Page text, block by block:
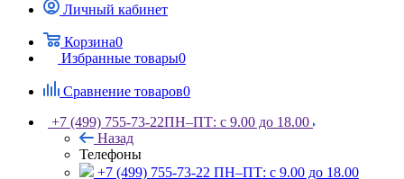
Личный кабинет
Корзина0
Избранные товары0
Сравнение товаров0
+7 (499) 755-73-22ПН–ПТ: с 9.00 до 18.00
Назад
Телефоны
+7 (499) 755-73-22 ПН–ПТ: с 9.00 до 18.00